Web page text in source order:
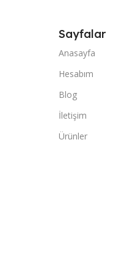
Sayfalar
Anasayfa
Hesabım
Blog
İletişim
Ürünler